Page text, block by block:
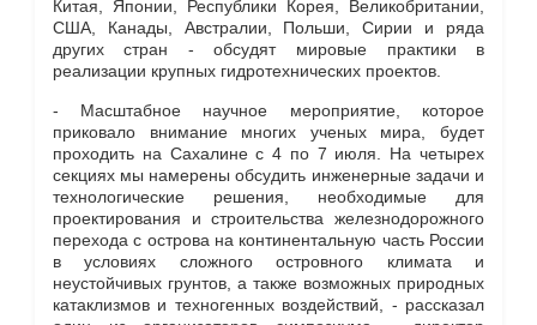
Китая, Японии, Республики Корея, Великобритании,
США, Канады, Австралии, Польши, Сирии и ряда
других стран - обсудят мировые практики в
реализации крупных гидротехнических проектов.
- Масштабное научное мероприятие, которое
приковало внимание многих ученых мира, будет
проходить на Сахалине с 4 по 7 июля. На четырех
секциях мы намерены обсудить инженерные задачи и
технологические решения, необходимые для
проектирования и строительства железнодорожного
перехода с острова на континентальную часть России
в условиях сложного островного климата и
неустойчивых грунтов, а также возможных природных
катаклизмов и техногенных воздействий, - рассказал